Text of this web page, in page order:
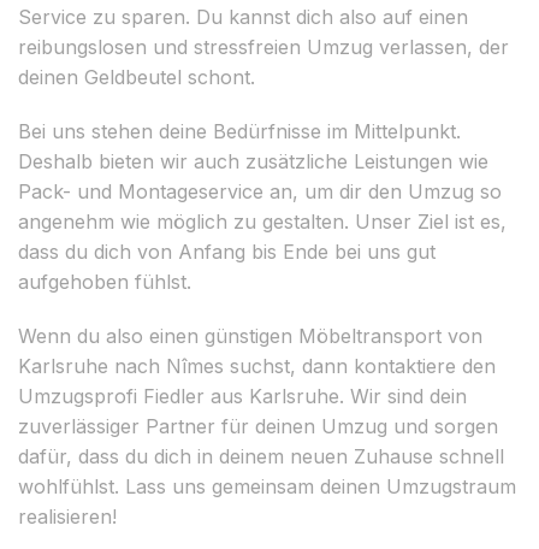
Service zu sparen. Du kannst dich also auf einen
reibungslosen und stressfreien Umzug verlassen, der
deinen Geldbeutel schont.
Bei uns stehen deine Bedürfnisse im Mittelpunkt.
Deshalb bieten wir auch zusätzliche Leistungen wie
Pack- und Montageservice an, um dir den Umzug so
angenehm wie möglich zu gestalten. Unser Ziel ist es,
dass du dich von Anfang bis Ende bei uns gut
aufgehoben fühlst.
Wenn du also einen günstigen Möbeltransport von
Karlsruhe nach Nîmes suchst, dann kontaktiere den
Umzugsprofi Fiedler aus Karlsruhe. Wir sind dein
zuverlässiger Partner für deinen Umzug und sorgen
dafür, dass du dich in deinem neuen Zuhause schnell
wohlfühlst. Lass uns gemeinsam deinen Umzugstraum
realisieren!